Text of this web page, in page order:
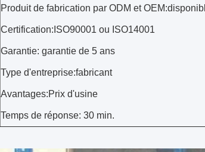
Produit de fabrication par ODM et
Certification:ISO90001 ou ISO14001
Garantie: garantie de 5 ans
Type d'entreprise:fabricant
Avantages:Prix d'usine
Temps de réponse: 30 min.